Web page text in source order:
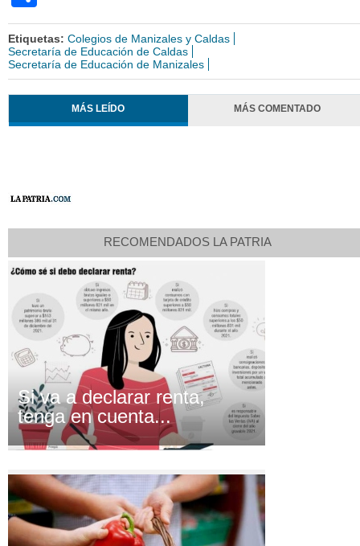
Etiquetas: Colegios de Manizales y Caldas
Secretaría de Educación de Caldas
Secretaría de Educación de Manizales
MÁS LEÍDO MÁS COMENTADO
RECOMENDADOS LA PATRIA
Si va a declarar renta,
tenga en cuenta...